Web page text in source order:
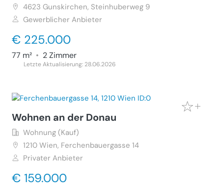
4623 Gunskirchen, Steinhuberweg 9
Gewerblicher Anbieter
€ 225.000
77 m² • 2 Zimmer
Letzte Aktualisierung: 28.06.2026
Wohnen an der Donau
Wohnung (Kauf)
1210 Wien, Ferchenbauergasse 14
Privater Anbieter
€ 159.000